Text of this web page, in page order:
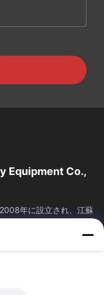
Equipment Co.,
年に設立され、江蘇
は企業です